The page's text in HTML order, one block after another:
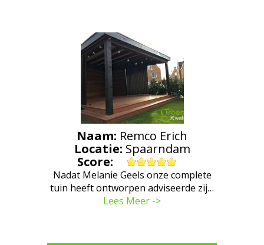
Naam: Remco Erich
Locatie: Spaarndam
Score:
Nadat Melanie Geels onze complete
tuin heeft ontworpen adviseerde zij…
Lees Meer ->